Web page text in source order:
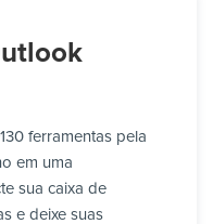
ferramentas pela
em uma
sua caixa de
e deixe suas